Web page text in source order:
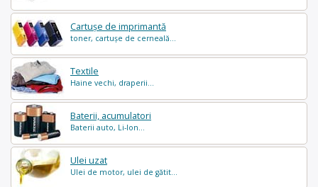
Cartușe de imprimantă
toner, cartușe de cerneală...
Textile
Haine vechi, draperii...
Baterii, acumulatori
Baterii auto, Li-Ion...
Ulei uzat
Ulei de motor, ulei de gătit...